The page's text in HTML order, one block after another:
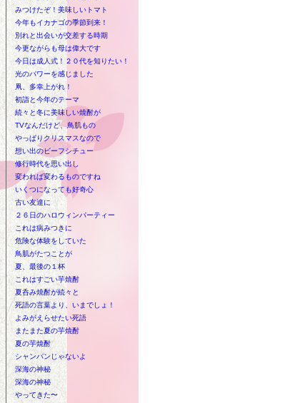
みつけたぞ！美味しいトマト
今年もイカナゴの季節到来！
別れと出会いが交差する時期
今更ながらも母は偉大です
今日は成人式！２０代を知りたい！
光のパワーを感じました
凧、多幸上がれ！
初詣と今年のテーマ
続々と冬に美味しい焼酎が
TVなんだけど、鳥肌もの
やっぱりクリスマスなので
想い出のビーフシチュー
修行時代を思い出し
変われば変わるものですね
いくつになっても好奇心
古い友達に
２６日のハロウィンパーティー
これは病みつきに
危険な体験をしていた
鳥肌がたつことが
夏、最後の１杯
これはすごい芋焼酎
夏呑み焼酎が続々と
死語の言葉より、いまでしょ！
よみがえらせたい死語
またまた夏の芋焼酎
夏の芋焼酎
シャンパンじゃないよ
深海の神秘
深海の神秘
やってきた〜